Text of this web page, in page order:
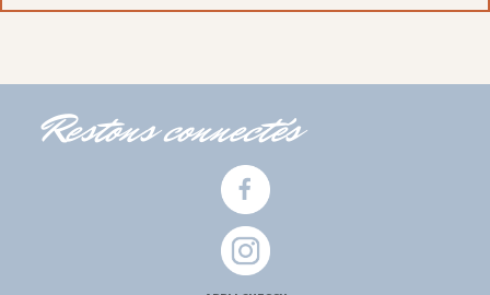
Restons connectés